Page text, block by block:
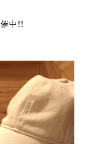
中!!